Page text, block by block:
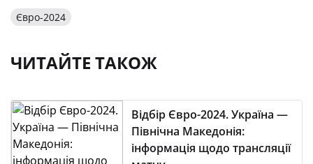
Євро-2024
ЧИТАЙТЕ ТАКОЖ
Відбір Євро-2024. Україна —
Північна Македонія:
інформація щодо трансляції